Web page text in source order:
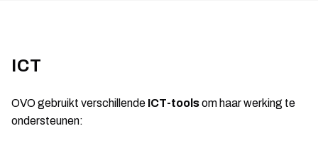
ICT
OVO gebruikt verschillende ICT-toolsom haar werking te
ondersteunen: